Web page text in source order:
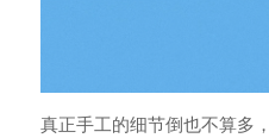
真正手工的细节倒也不算多